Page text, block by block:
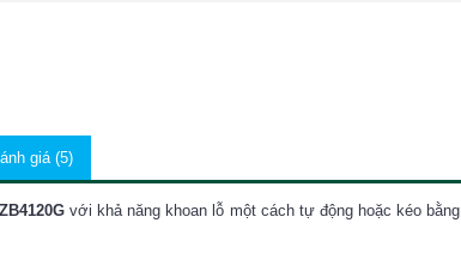
giá (5)
ZB4120G với khả năng khoan lỗ một cách tự động hoặc kéo bằng